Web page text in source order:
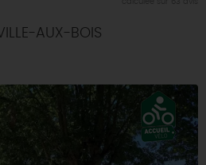
AUX-BOIS